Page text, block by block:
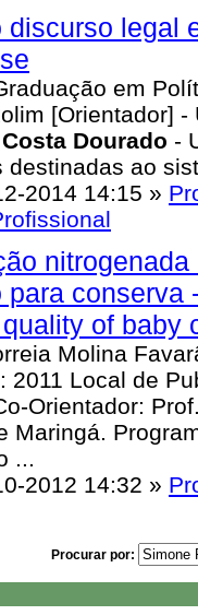
discurso legal
em
[Orientador]
Costa Dourado -
destinadas ao
2014 14:15 »
para conserva
of baby
Molina
2011 Local de
Orientador:
Maringá.
...
2012 14:32 »
Procurar por: